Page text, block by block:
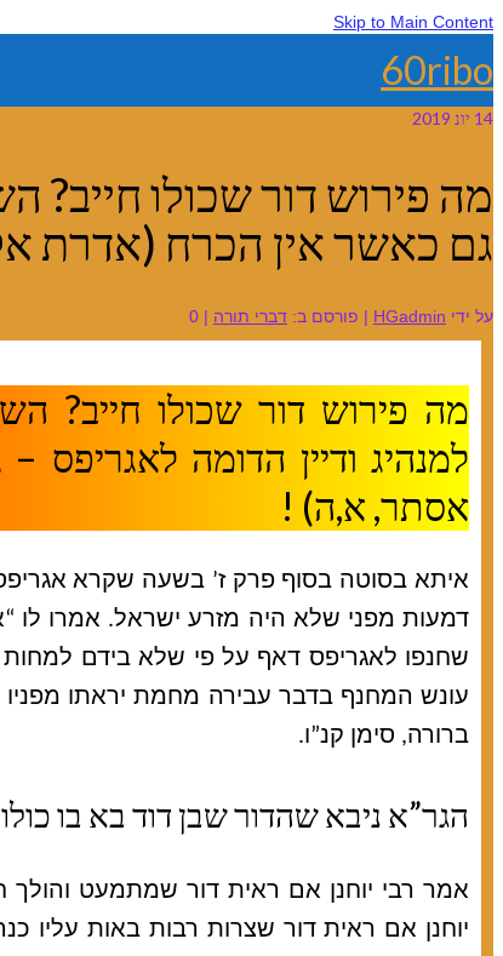
Skip to Main Content
60ribo
14 יונ 2019
מה פירוש דור שכולו חייב?
גם כאשר אין הכרח (אדרת
על ידי HGadmin
| פורסם ב: דברי תורה |
0
מה פירוש דור שכולו חייב?
למנהיג ודיין הדומה
אסתר, א,ה) !
איתא בסוטה בסוף פרק ז’ בשעה שקרא אגריפס
דמעות מפני שלא היה מזרע ישראל. אמרו לו
שחנפו לאגריפס דאף על פי שלא בידם
עונש המחנף בדבר עבירה מחמת יראתו
ברורה, סימן קנ”ו.
הגר”א ניבא שהדור שבן דוד בא בו
אמר רבי יוחנן אם ראית דור שמתמעט והולך
יוחנן אם ראית דור שצרות רבות באות עליו